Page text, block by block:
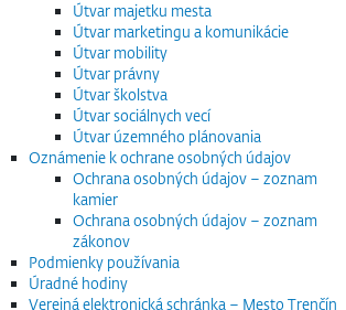
Útvar majetku mesta
Útvar marketingu a komunikácie
Útvar mobility
Útvar právny
Útvar školstva
Útvar sociálnych vecí
Útvar územného plánovania
Oznámenie k ochrane osobných údajov
Ochrana osobných údajov – zoznam
kamier
Ochrana osobných údajov – zoznam
zákonov
Podmienky používania
Úradné hodiny
Verejná elektronická schránka – Mesto Trenčín